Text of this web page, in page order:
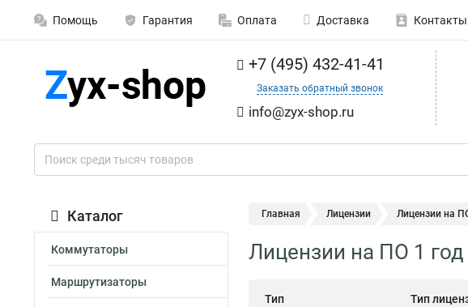
Помощь Гарантия Оплата Доставка Контакты
+7 (495) 432-41-41
Заказать обратный звонок
info@zyx-shop.ru
Каталог
Коммутаторы
Маршрутизаторы
Главная Лицензии Лицензии на
Лицензии на ПО 1 год
Тип Тип